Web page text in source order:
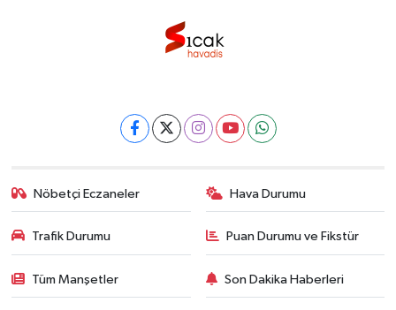
Nöbetçi Eczaneler Hava Durumu
Trafik Durumu Puan Durumu ve Fikstür
Tüm Manşetler Son Dakika Haberleri